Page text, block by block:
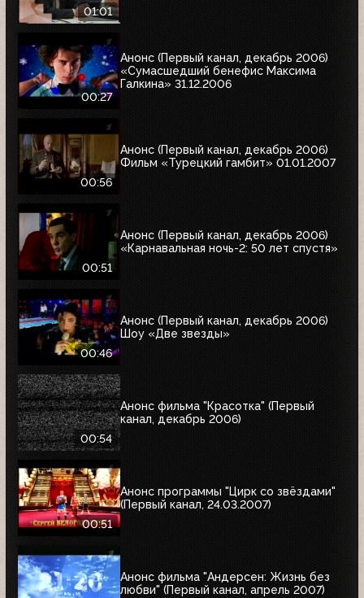
01:01
00:27
Анонс (Первый канал, декабрь 2006)
«Сумасшедший бенефис Максима
Галкина» 31.12.2006
00:56
Анонс (Первый канал, декабрь 2006)
Фильм «Турецкий гамбит» 01.01.2007
00:51
Анонс (Первый канал, декабрь 2006)
«Карнавальная ночь-2: 50 лет спустя»
00:46
Анонс (Первый канал, декабрь 2006)
Шоу «Две звезды»
00:54
Анонс фильма "Красотка" (Первый
канал, декабрь 2006)
00:51
Анонс программы "Цирк со звёздами"
(Первый канал, 24.03.2007)
Анонс фильма "Андерсен: Жизнь без
любви" (Первый канал, апрель 2007)